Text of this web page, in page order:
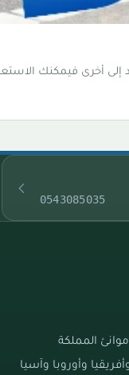
أخرى فيمكنك
0543085035
المملكة
وأوروبا وآسيا